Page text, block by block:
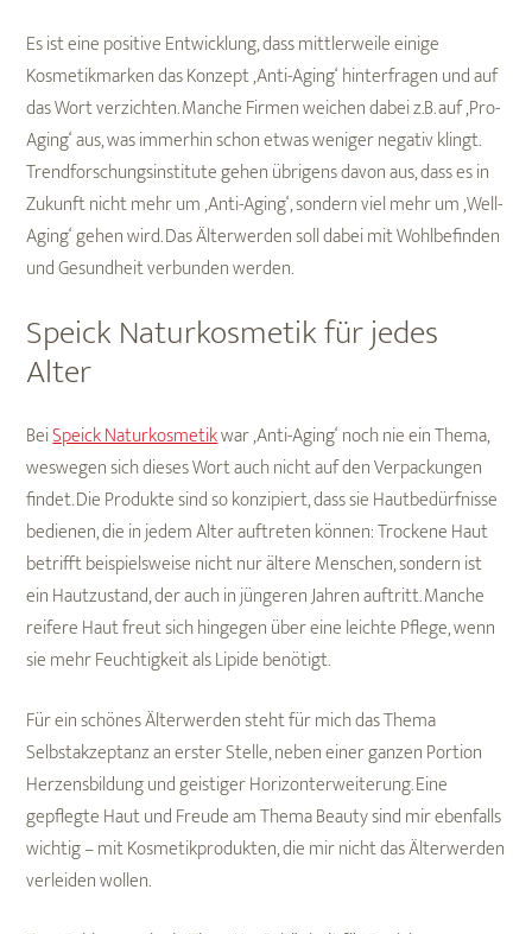
Es ist eine positive Entwicklung, dass mittlerweile einige
Kosmetikmarken das Konzept ‚Anti-Aging‘ hinterfragen und auf
das Wort verzichten. Manche Firmen weichen dabei z.B. auf ‚Pro-
Aging‘ aus, was immerhin schon etwas weniger negativ klingt.
Trendforschungsinstitute gehen übrigens davon aus, dass es in
Zukunft nicht mehr um ‚Anti-Aging‘, sondern viel mehr um ‚Well-
Aging‘ gehen wird. Das Älterwerden soll dabei mit Wohlbefinden
und Gesundheit verbunden werden.
Speick Naturkosmetik für jedes
Alter
BeiSpeick Naturkosmetikwar ‚Anti-Aging‘ noch nie ein Thema,
weswegen sich dieses Wort auch nicht auf den Verpackungen
findet. Die Produkte sind so konzipiert, dass sie Hautbedürfnisse
bedienen, die in jedem Alter auftreten können: Trockene Haut
betrifft beispielsweise nicht nur ältere Menschen, sondern ist
ein Hautzustand, der auch in jüngeren Jahren auftritt. Manche
reifere Haut freut sich hingegen über eine leichte Pflege, wenn
sie mehr Feuchtigkeit als Lipide benötigt.
Für ein schönes Älterwerden steht für mich das Thema
Selbstakzeptanz an erster Stelle, neben einer ganzen Portion
Herzensbildung und geistiger Horizonterweiterung. Eine
gepflegte Haut und Freude am Thema Beauty sind mir ebenfalls
wichtig – mit Kosmetikprodukten, die mir nicht das Älterwerden
verleiden wollen.